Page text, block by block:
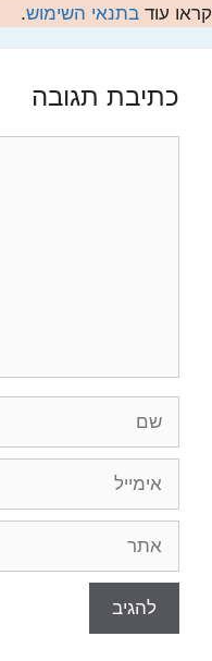
קראו עוד בתנאי השימוש.
כתיבת תגובה